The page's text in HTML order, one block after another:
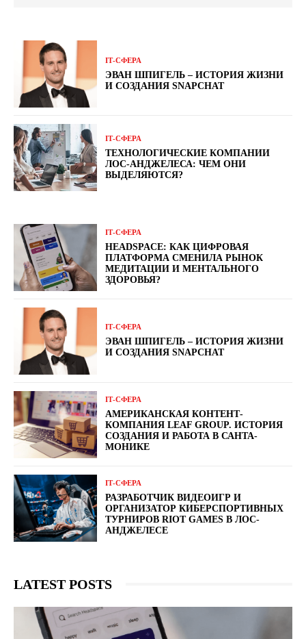
ІТ-СФЕРА
ЭВАН ШПИГЕЛЬ – ИСТОРИЯ ЖИЗНИ
И СОЗДАНИЯ SNAPCHAT
ІТ-СФЕРА
ТЕХНОЛОГИЧЕСКИЕ КОМПАНИИ
ЛОС-АНДЖЕЛЕСА: ЧЕМ ОНИ
ВЫДЕЛЯЮТСЯ?
ІТ-СФЕРА
HEADSPACE: КАК ЦИФРОВАЯ
ПЛАТФОРМА СМЕНИЛА РЫНОК
МЕДИТАЦИИ И МЕНТАЛЬНОГО
ЗДОРОВЬЯ?
ІТ-СФЕРА
ЭВАН ШПИГЕЛЬ – ИСТОРИЯ ЖИЗНИ
И СОЗДАНИЯ SNAPCHAT
ІТ-СФЕРА
АМЕРИКАНСКАЯ КОНТЕНТ-
КОМПАНИЯ LEAF GROUP. ИСТОРИЯ
СОЗДАНИЯ И РАБОТА В САНТА-
МОНИКЕ
ІТ-СФЕРА
РАЗРАБОТЧИК ВИДЕОИГР И
ОРГАНИЗАТОР КИБЕРСПОРТИВНЫХ
ТУРНИРОВ RIOT GAMES В ЛОС-
АНДЖЕЛЕСЕ
LATEST POSTS